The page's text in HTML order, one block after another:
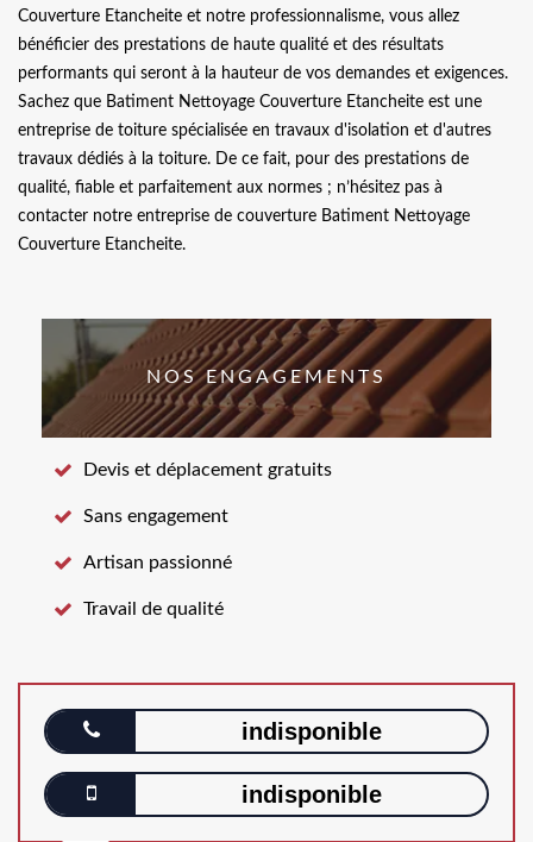
Couverture Etancheite et notre professionnalisme, vous allez
bénéficier des prestations de haute qualité et des résultats
performants qui seront à la hauteur de vos demandes et exigences.
Sachez que Batiment Nettoyage Couverture Etancheite est une
entreprise de toiture spécialisée en travaux d'isolation et d'autres
travaux dédiés à la toiture. De ce fait, pour des prestations de
qualité, fiable et parfaitement aux normes ; n’hésitez pas à
contacter notre entreprise de couverture Batiment Nettoyage
Couverture Etancheite.
NOS ENGAGEMENTS
Devis et déplacement gratuits
Sans engagement
Artisan passionné
Travail de qualité
indisponible
indisponible